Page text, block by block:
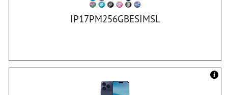
IP17PM256GBESIMSL